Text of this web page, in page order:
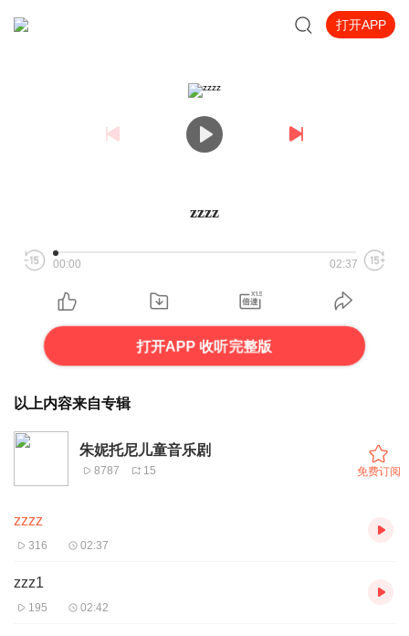
打开APP
zzzz
00:00 02:37
打开APP 收听完整版
以上内容来自专辑
朱妮托尼儿童音乐剧
8787 15 免费订阅
zzzz
316 02:37
zzz1
195 02:42